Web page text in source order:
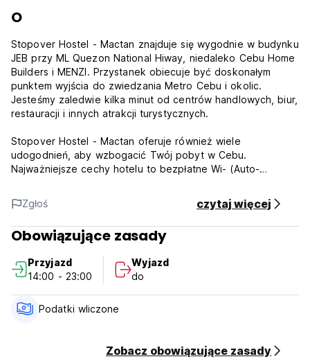
O
Stopover Hostel - Mactan znajduje się wygodnie w budynku
JEB przy ML Quezon National Hiway, niedaleko Cebu Home
Builders i MENZI. Przystanek obiecuje być doskonałym
punktem wyjścia do zwiedzania Metro Cebu i okolic.
Jesteśmy zaledwie kilka minut od centrów handlowych, biur,
restauracji i innych atrakcji turystycznych.
Stopover Hostel - Mactan oferuje również wiele
udogodnień, aby wzbogacić Twój pobyt w Cebu.
Najważniejsze cechy hotelu to bezpłatne Wi- (Auto-
Zgłoś
czytaj więcej
Obowiązujące zasady
Przyjazd
14:00 - 23:00
Wyjazd
do
Podatki wliczone
Zobacz obowiązujące zasady